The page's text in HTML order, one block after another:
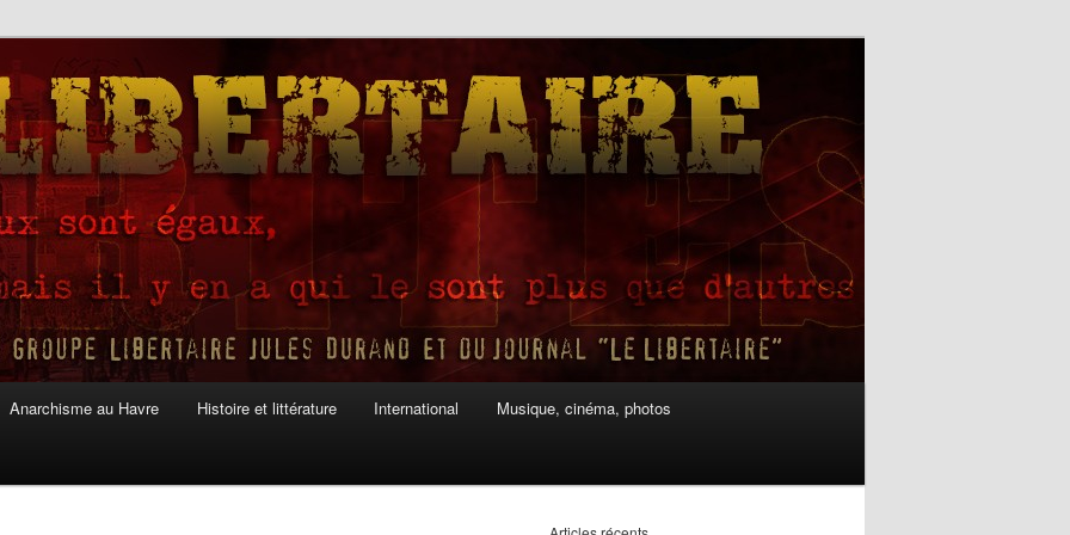
Anarchisme au Havre Histoire et littérature International Musique, cinéma, photos